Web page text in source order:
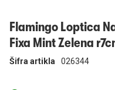
Flamingo Loptica
Fixa Mint Zelena
Šifra artikla 026344